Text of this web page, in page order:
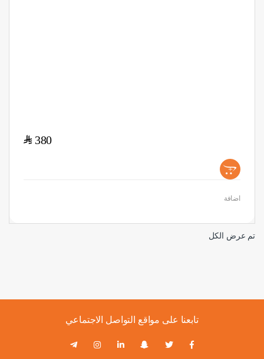
380
$
+
اضافة
تم عرض الكل
تابعنا على مواقع التواصل الاجتماعي